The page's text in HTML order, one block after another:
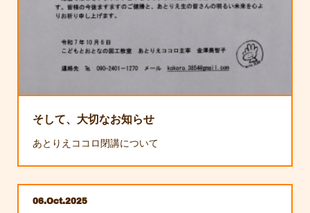
そして、大切なお知らせ
あとりえココロ閉講について
06 Oct 2025